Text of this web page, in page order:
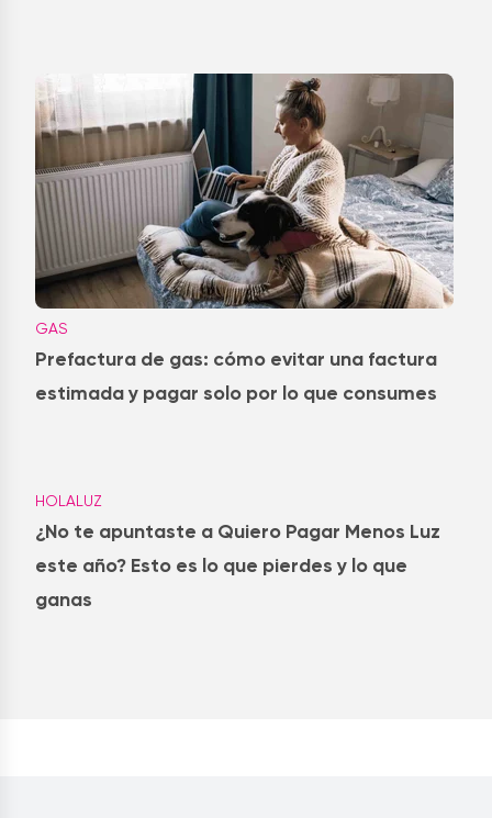
GAS
Prefactura de gas: cómo evitar una factura
estimada y pagar solo por lo que consumes
HOLALUZ
¿No te apuntaste a Quiero Pagar Menos Luz
este año? Esto es lo que pierdes y lo que
ganas